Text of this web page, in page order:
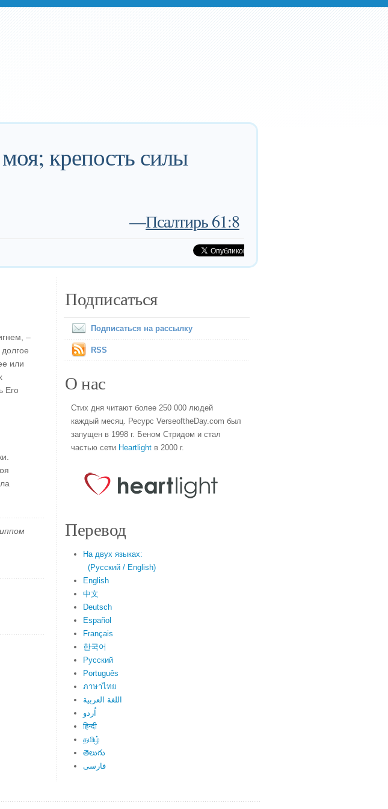
крепость силы
—Псалтирь 61:8
–
или
Его
Подписаться
Подписаться на рассылку
RSS
О нас
Стих дня читают более 250 000 людей
каждый месяц. Ресурс VerseoftheDay.com был
запущен в 1998 г. Беном Стридом и стал
частью сети Heartlight в 2000 г.
Перевод
На двух языках:
(Русский / English)
English
中文
Deutsch
Español
Français
한국어
Русский
Português
ภาษาไทย
اللغة العربية
اُردو
हिन्दी
தமிழ்
తెలుగు
فارسی